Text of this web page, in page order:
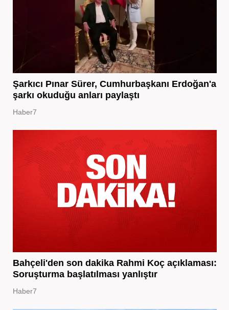
Şarkıcı Pınar Sürer, Cumhurbaşkanı Erdoğan'a
şarkı okuduğu anları paylaştı
Haber7
Bahçeli'den son dakika Rahmi Koç açıklaması:
Soruşturma başlatılması yanlıştır
Haber7